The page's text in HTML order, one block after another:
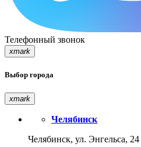
Телефонный звонок
xmark
Выбор города
xmark
Челябинск
Челябинск, ул. Энгельса, 24